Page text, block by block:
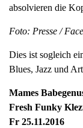
absolvieren die
Foto: Presse /
Dies ist sogleich
Blues, Jazz und
Mames
Fresh Funky
Fr 25.11.2016